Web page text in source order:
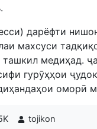
дарёфти
махсуси
медиҳад.
гурӯҳҳои
оморӣ
tojikon